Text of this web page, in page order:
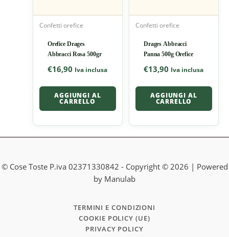
Confetti orefice
Orefice Drages
Abbracci Rosa 500gr
€16,90 Iva inclusa
AGGIUNGI AL
CARRELLO
Confetti orefice
Drages Abbracci
Panna 500g Orefice
€13,90 Iva inclusa
AGGIUNGI AL
CARRELLO
© Cose Toste P.iva 02371330842 - Copyright © 2026 | Powered
by Manulab
TERMINI E CONDIZIONI
COOKIE POLICY (UE)
PRIVACY POLICY